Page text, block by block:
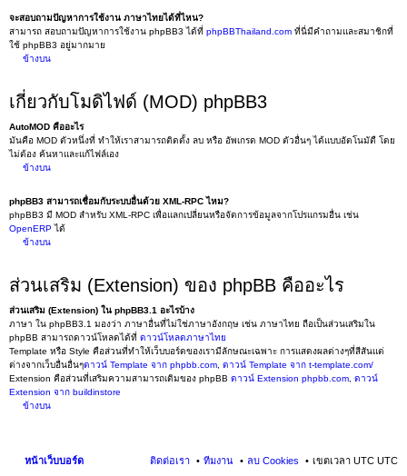
จะสอบถามปัญหาการใช้งาน ภาษาไทยได้ที่ไหน?
สามารถ สอบถามปัญหาการใช้งาน phpBB3 ได้ที่ phpBBThailand.com ที่นี่มีคำถามและสมาชิกที่
ใช้ phpBB3 อยู่มากมาย
ข้างบน
เกี่ยวกับโมดิไฟด์ (MOD) phpBB3
AutoMOD คืออะไร
มันคือ MOD ตัวหนึ่งที่ ทำให้เราสามารถติดตั้ง ลบ หรือ อัพเกรด MOD ตัวอื่นๆ ได้แบบอัตโนมัตื โดย
ไม่ต้อง ค้นหาและแก้ไฟล์เอง
ข้างบน
phpBB3 สามารถเชื่อมกับระบบอื่นด้วย XML-RPC ไหม?
phpBB3 มี MOD สำหรับ XML-RPC เพื่อแลกเปลี่ยนหรือจัดการข้อมูลจากโปรแกรมอื่น เช่น
OpenERPได้
ข้างบน
ส่วนเสริม (Extension) ของ phpBB คืออะไร
ส่วนเสริม (Extension) ใน phpBB3.1 อะไรบ้าง
ภาษา ใน phpBB3.1 มองว่า ภาษาอื่นที่ไม่ใช่ภาษาอังกฤษ เช่น ภาษาไทย ถือเป็นส่วนเสริมใน
phpBB สามารถดาวน์โหลดได้ที่ ดาวน์โหลดภาษาไทย
Template หรือ Style คือส่วนที่ทำให้เว็บบอร์ดของเรามีลักษณะเฉพาะ การแสดงผลต่างๆที่สีสันแต่
ต่างจากเว็บอื่นอื่นๆดาวน์ Template จาก phpbb.com ดาวน์ Template จาก t-template.com/
Extension คือส่วนที่เสริมความสามารถเดิมของ phpBB ดาวน์ Extension phpbb.com ดาวน์
Extension จาก buildinstore
ข้างบน
หน้าเว็บบอร์ด เขตเวลา UTC UTC
ลบ Cookies
ทีมงาน
ติดต่อเรา